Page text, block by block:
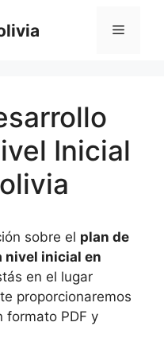
MENÚ
Inicial
sobre el plan de
nivel inicial en
en el lugar
proporcionaremos
formato PDF y